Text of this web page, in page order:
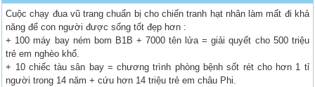
Cuộc chạy đua vũ trang chuẩn bị cho chiến tranh hạt nhân làm mất đi khả
năng để con người được sống tốt đẹp hơn :
+ 100 máy bay ném bom B1B + 7000 tên lửa = giải quyết cho 500 triệu
trẻ em nghèo khổ.
+ 10 chiếc tàu sân bay = chương trình phòng bệnh sốt rét cho hơn 1 tỉ
người trong 14 năm + cứu hơn 14 triệu trẻ em châu Phi.